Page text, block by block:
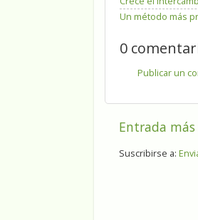
Un método más
0
Publicar un
Entrada
Suscribirse a: